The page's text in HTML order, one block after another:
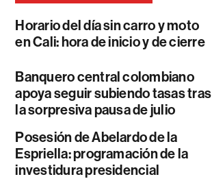
Horario del día sin carro y moto
en Cali: hora de inicio y de cierre
Banquero central colombiano
apoya seguir subiendo tasas tras
la sorpresiva pausa de julio
Posesión de Abelardo de la
Espriella: programación de la
investidura presidencial